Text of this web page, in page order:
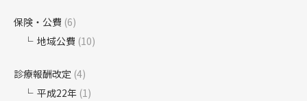
保険・公費 (6)
地域公費 (10)
診療報酬改定 (4)
平成22年 (1)